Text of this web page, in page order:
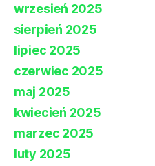
wrzesień 2025
sierpień 2025
lipiec 2025
czerwiec 2025
maj 2025
kwiecień 2025
marzec 2025
luty 2025